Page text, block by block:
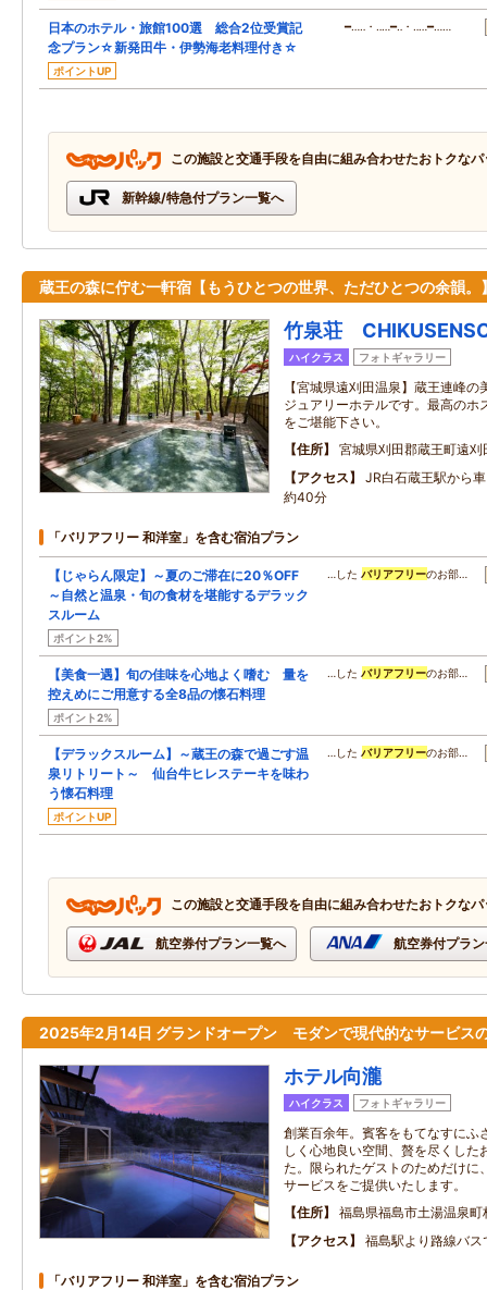
日本のホテル・旅館100選 総合2位受賞記
念プラン☆新発田牛・伊勢海老料理付き☆
ポイントUP
━…‥・‥…━‥・‥…━……
この施設と交通手段を自由に組み合わせたおトクな
新幹線/特急付プラン一覧へ
蔵王の森に佇む一軒宿【もうひとつの世界、ただひとつの余韻。
竹泉荘
ハイクラス フォトギャラリー
【宮城県遠刈田温泉】蔵王連峰
ジュアリーホテルです。最高のホ
をご堪能下さい。
住所
宮城県刈田郡蔵王町遠
アクセス
JR白石蔵王駅から
約40分
「バリアフリー 和洋室」を含む宿泊プラン
【じゃらん限定】～夏のご滞在に20％OFF
～自然と温泉・旬の食材を堪能するデラック
スルーム
ポイント2%
…したバリアフリーのお部…
【美食一遇】旬の佳味を心地よく嗜む 量を
控えめにご用意する全8品の懐石料理
ポイント2%
…したバリアフリーのお部…
【デラックスルーム】～蔵王の森で過ごす温
泉リトリート～ 仙台牛ヒレステーキを味わ
う懐石料理
ポイントUP
…したバリアフリーのお部…
この施設と交通手段を自由に組み合わせたおトクな
航空券付プラン一覧へ 航空券付プラ
2025年2月14日 グランドオープン モダンで現代的なサービス
ホテル向瀧
ハイクラス フォトギャラリー
創業百余年。賓客をもてなすにふ
しく心地良い空間、贅を尽くした
た。限られたゲストのためだけに
サービスをご提供いたします。
住所
福島県福島市土湯温泉
アクセス
福島駅より路線バ
「バリアフリー 和洋室」を含む宿泊プラン